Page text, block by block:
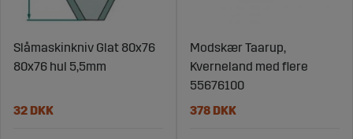
Slåmaskinkniv Glat 80x76
80x76 hul 5,5mm
32 DKK
Modskær Taarup,
Kverneland med flere
55676100
378 DKK